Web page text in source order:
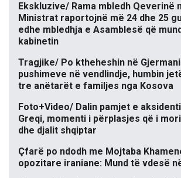
Ekskluzive/ Rama mbledh Qeverinë
Ministrat raportojnë më 24 dhe 25
edhe mbledhja e Asamblesë që
kabinetin
Tragjike/ Po ktheheshin në
pushimeve në vendlindje, humbin
tre anëtarët e familjes nga Kosova
Foto+Video/ Dalin pamjet e
Greqi, momenti i përplasjes që i
dhe djalit shqiptar
Çfarë po ndodh me Mojtaba
opozitare iraniane: Mund të vdesë